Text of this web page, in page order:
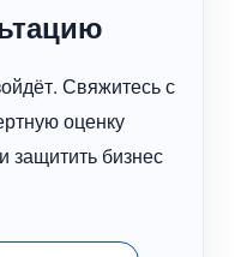
Свяжитесь с
оценку
защитить бизнес